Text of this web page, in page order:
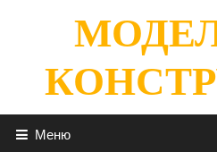
содержимому
Меню